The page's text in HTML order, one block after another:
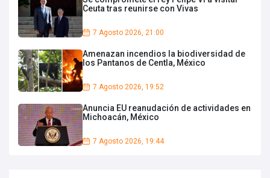
Ceuta tras reunirse con Vivas
7 Agosto 2026, 21:00
Amenazan incendios la biodiversidad de
los Pantanos de Centla, México
7 Agosto 2026, 19:52
Anuncia EU reanudación de actividades en
Michoacán, México
7 Agosto 2026, 19:44